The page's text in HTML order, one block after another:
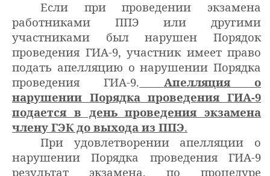
Если при проведении экзамена
работниками ППЭ или другими
участниками был нарушен Порядок
проведения ГИА-9, участник имеет право
подать апелляцию о нарушении Порядка
проведения ГИА-9.
Апелляция о
нарушении Порядка проведения ГИА-9
подается в день проведения экзамена
члену ГЭК до выхода из ППЭ.
При удовлетворении апелляции о
нарушении Порядка проведения ГИА-9
результат экзамена, по процедуре